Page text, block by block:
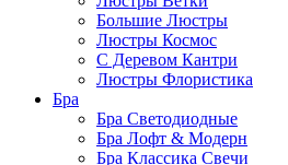
Большие Люстры
Люстры Космос
С Деревом Кантри
Люстры Флористика
Бра
Бра Светодиодные
Бра Лофт & Модерн
Бра Классика Свечи